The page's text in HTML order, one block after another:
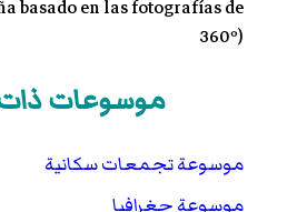
basado en las fotografías de
360º)
موسوعات
موسوعة تجمعات سكانية
موسوعة جغرافيا